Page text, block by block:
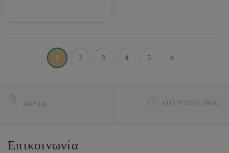
1 2 3 4 5
ΧΆΡΤΗΣ ΕΠΙΣΤΡΟΦΉ ΠΆΝΩ
Επικοινωνία